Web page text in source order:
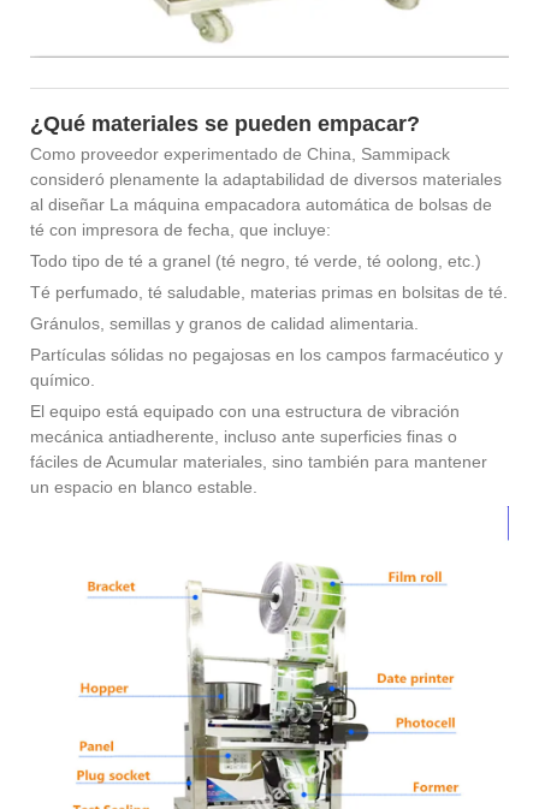
¿Qué materiales se pueden empacar?
Como proveedor experimentado de China, Sammipack
consideró plenamente la adaptabilidad de diversos materiales
al diseñar La máquina empacadora automática de bolsas de
té con impresora de fecha, que incluye:
Todo tipo de té a granel (té negro, té verde, té oolong, etc.)
Té perfumado, té saludable, materias primas en bolsitas de té.
Gránulos, semillas y granos de calidad alimentaria.
Partículas sólidas no pegajosas en los campos farmacéutico y
químico.
El equipo está equipado con una estructura de vibración
mecánica antiadherente, incluso ante superficies finas o
fáciles de Acumular materiales, sino también para mantener
un espacio en blanco estable.